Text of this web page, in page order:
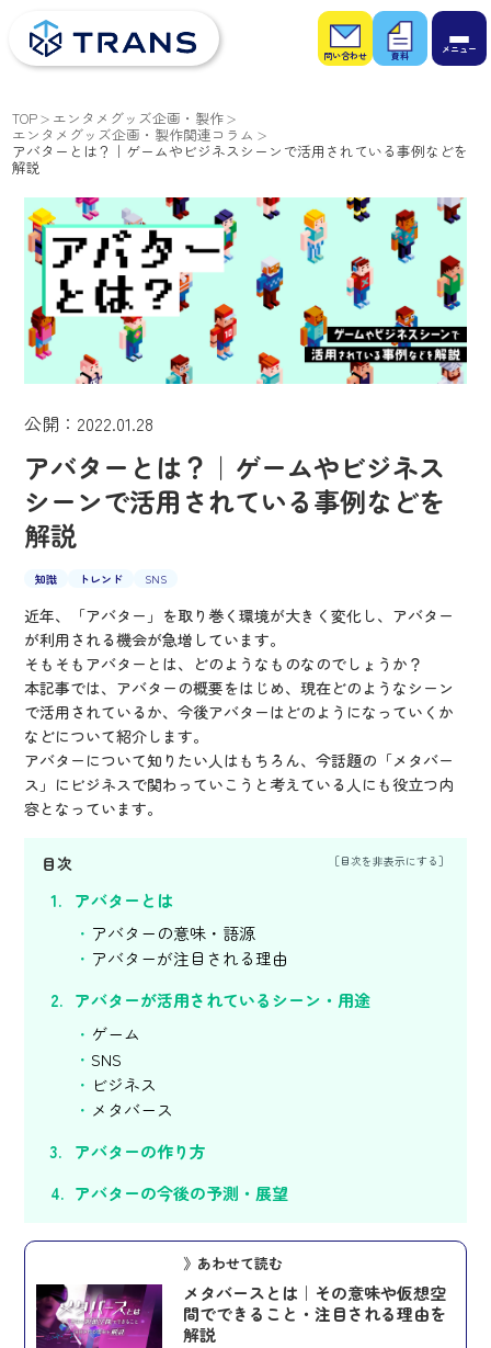
お問
い合
わせ
お役
立ち
資料
TOP エンタメグッズ企画・製作
エンタメグッズ企画・製作関連コラム
アバターとは？｜ゲームやビジネスシーンで活用されている事例などを
解説
公開：2022.01.28
アバターとは？｜ゲームやビジネス
シーンで活用されている事例などを
解説
知識 トレンド SNS
近年、「アバター」を取り巻く環境が大きく変化し、アバター
が利用される機会が急増しています。
そもそもアバターとは、どのようなものなのでしょうか？
本記事では、アバターの概要をはじめ、現在どのようなシーン
で活用されているか、今後アバターはどのようになっていくか
などについて紹介します。
アバターについて知りたい人はもちろん、今話題の「メタバー
ス」にビジネスで関わっていこうと考えている人にも役立つ内
容となっています。
目次
アバターとは
アバターの意味・語源
アバターが注目される理由
アバターが活用されているシーン・用途
ゲーム
SNS
ビジネス
メタバース
アバターの作り方
アバターの今後の予測・展望
》あわせて読む
メタバースとは｜その意味や仮想空
間でできること・注目される理由を
解説